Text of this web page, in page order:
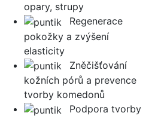
opary, strupy
Regenerace
pokožky a zvýšení
elasticity
Zněčišťování
kožních pórů a prevence
tvorby komedonů
Podpora tvorby